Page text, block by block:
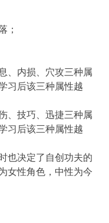
；
、内损、穴攻三种属
习后该三种属性越
、技巧、迅捷三种属
习后该三种属性越
也决定了自创功夫的
女性角色，中性为今